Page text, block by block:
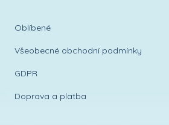
Oblíbené
Všeobecné obchodní podmínky
GDPR
Doprava a platba